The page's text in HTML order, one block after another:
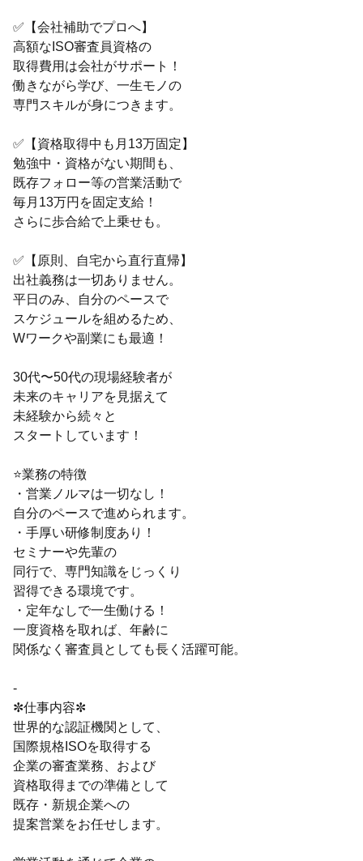
✅【会社補助でプロへ】
高額なISO審査員資格の
取得費用は会社がサポート！
働きながら学び、一生モノの
専門スキルが身につきます。
✅【資格取得中も月13万固定】
勉強中・資格がない期間も、
既存フォロー等の営業活動で
毎月13万円を固定支給！
さらに歩合給で上乗せも。
✅【原則、自宅から直行直帰】
出社義務は一切ありません。
平日のみ、自分のペースで
スケジュールを組めるため、
Wワークや副業にも最適！
30代〜50代の現場経験者が
未来のキャリアを見据えて
未経験から続々と
スタートしています！
⭐業務の特徴
・営業ノルマは一切なし！
自分のペースで進められます。
・手厚い研修制度あり！
セミナーや先輩の
同行で、専門知識をじっくり
習得できる環境です。
・定年なしで一生働ける！
一度資格を取れば、年齢に
関係なく審査員としても長く活躍可能。
-
✼仕事内容✼
世界的な認証機関として、
国際規格ISOを取得する
企業の審査業務、および
資格取得までの準備として
既存・新規企業への
提案営業をお任せします。